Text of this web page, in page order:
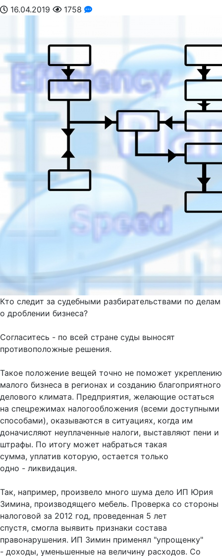
16.04.2019 1758
Кто следит за судебными разбирательствами по делам
о дроблении бизнеса?
Согласитесь - по всей стране суды выносят
противоположные решения.
Такое положение вещей точно не поможет укреплению
малого бизнеса в регионах и созданию благоприятного
делового климата. Предприятия, желающие остаться
на спецрежимах налогообложения (всеми доступными
способами), оказываются в ситуациях, когда им
доначисляют неуплаченные налоги, выставляют пени и
штрафы. По итогу может набраться такая
сумма, уплатив которую, остается только
одно - ликвидация.
Так, например, произвело много шума дело ИП Юрия
Зимина, производящего мебель. Проверка со стороны
налоговой за 2012 год, проведенная 5 лет
спустя, смогла выявить признаки состава
правонарушения. ИП Зимин применял "упрощенку"
- доходы, уменьшенные на величину расходов. Со